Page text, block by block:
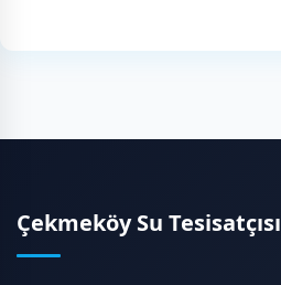
Çekmeköy Su Tesisatçısı